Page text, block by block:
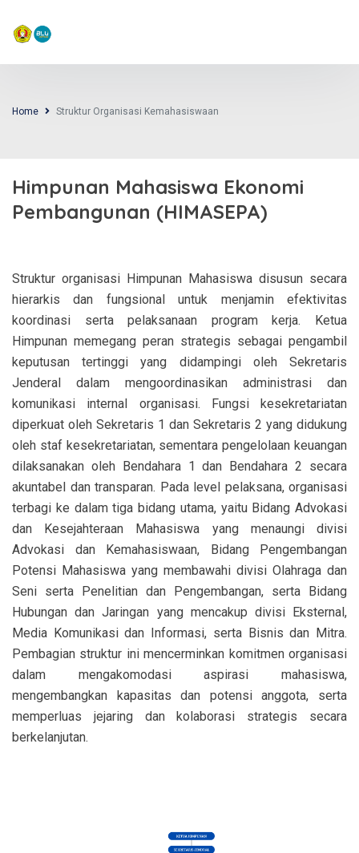
Home Struktur Organisasi Kemahasiswaan
Himpunan Mahasiswa Ekonomi
Pembangunan (HIMASEPA)
Struktur organisasi Himpunan Mahasiswa disusun secara
hierarkis dan fungsional untuk menjamin efektivitas
koordinasi serta pelaksanaan program kerja. Ketua
Himpunan memegang peran strategis sebagai pengambil
keputusan tertinggi yang didampingi oleh Sekretaris
Jenderal dalam mengoordinasikan administrasi dan
komunikasi internal organisasi. Fungsi kesekretariatan
diperkuat oleh Sekretaris 1 dan Sekretaris 2 yang didukung
oleh staf kesekretariatan, sementara pengelolaan keuangan
dilaksanakan oleh Bendahara 1 dan Bendahara 2 secara
akuntabel dan transparan. Pada level pelaksana, organisasi
terbagi ke dalam tiga bidang utama, yaitu Bidang Advokasi
dan Kesejahteraan Mahasiswa yang menaungi divisi
Advokasi dan Kemahasiswaan, Bidang Pengembangan
Potensi Mahasiswa yang membawahi divisi Olahraga dan
Seni serta Penelitian dan Pengembangan, serta Bidang
Hubungan dan Jaringan yang mencakup divisi Eksternal,
Media Komunikasi dan Informasi, serta Bisnis dan Mitra.
Pembagian struktur ini mencerminkan komitmen organisasi
dalam mengakomodasi aspirasi mahasiswa,
mengembangkan kapasitas dan potensi anggota, serta
memperluas jejaring dan kolaborasi strategis secara
berkelanjutan.